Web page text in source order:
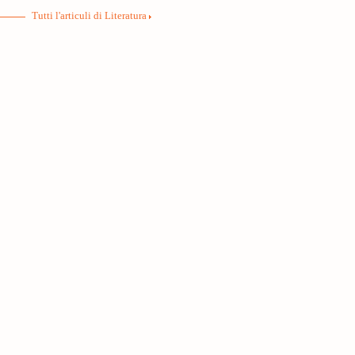
Tutti l'articuli di Literatura